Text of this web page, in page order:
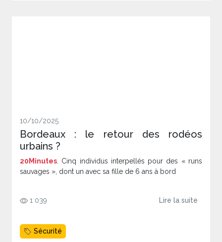
10/10/2025
Bordeaux : le retour des rodéos
urbains ?
20Minutes . Cinq individus interpellés pour des « runs
sauvages », dont un avec sa fille de 6 ans à bord
1 039 Lire la suite
Sécurité